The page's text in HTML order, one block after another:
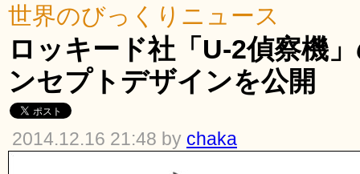
世界のびっくりニュース
ロッキード社「U-2偵察機
ンセプトデザインを公開
2014.12.16 21:48 by chaka